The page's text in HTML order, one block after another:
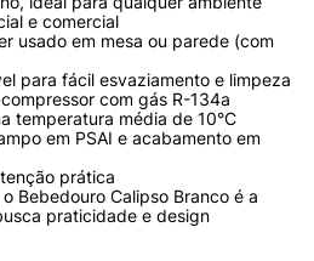
e comercial
usado em mesa ou parede (com
para fácil esvaziamento e limpeza
com gás R-134a
temperatura média de 10°C
em PSAI e acabamento em
prática
Bebedouro Calipso Branco é a
praticidade e design